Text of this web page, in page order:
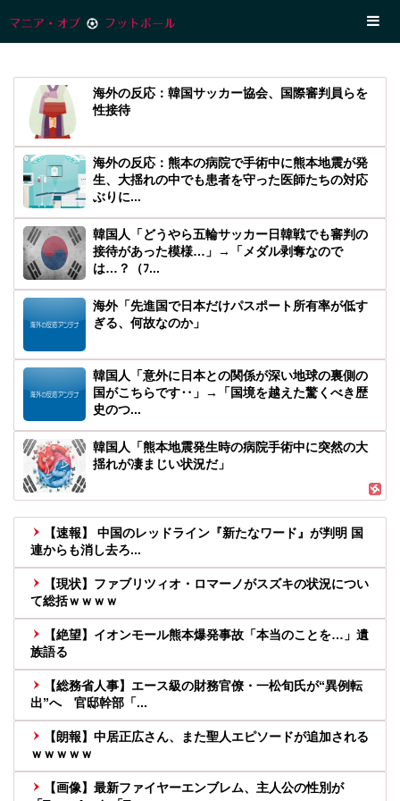
海外の反応：韓国サッカー協会、国際審判員らを
性接待
海外の反応：熊本の病院で手術中に熊本地震が発
生、大揺れの中でも患者を守った医師たちの対応
ぶりに...
韓国人「どうやら五輪サッカー日韓戦でも審判の
接待があった模様…」→「メダル剥奪なので
は…？（ﾌ...
海外「先進国で日本だけパスポート所有率が低す
ぎる、何故なのか」
韓国人「意外に日本との関係が深い地球の裏側の
国がこちらです‥」→「国境を越えた驚くべき歴
史のつ...
韓国人「熊本地震発生時の病院手術中に突然の大
揺れが凄まじい状況だ」
【速報】 中国のレッドライン『新たなワード』が判明 国
連からも消し去ろ...
【現状】ファブリツィオ・ロマーノがスズキの状況につい
て総括ｗｗｗｗ
【絶望】イオンモール熊本爆発事故「本当のことを…」遺
族語る
【総務省人事】エース級の財務官僚・一松旬氏が“異例転
出”へ 官邸幹部「...
【朗報】中居正広さん、また聖人エピソードが追加される
ｗｗｗｗｗ
【画像】最新ファイヤーエンブレム、主人公の性別が